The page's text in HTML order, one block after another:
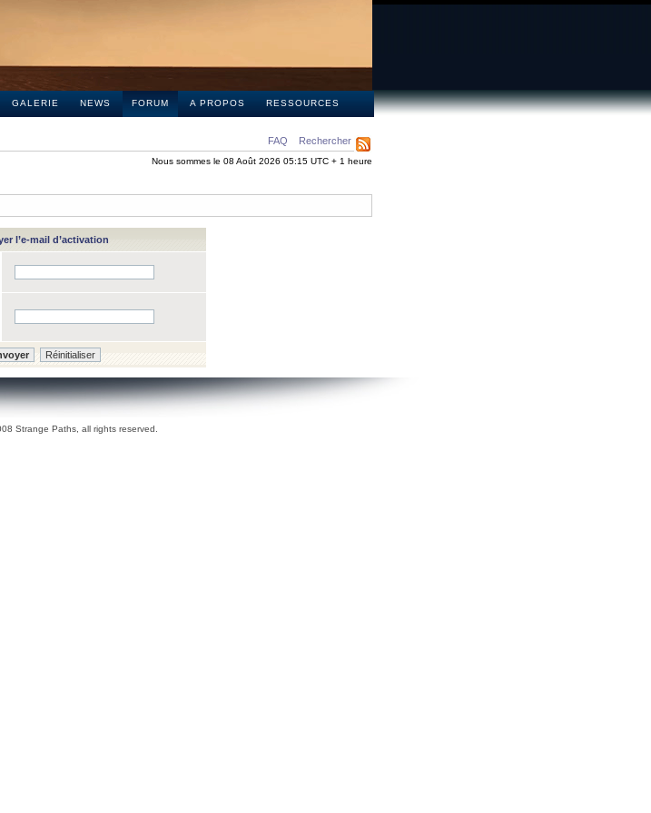
GALERIE NEWS FORUM A PROPOS RESSOURCES
FAQ Rechercher
Nous sommes le 08 Août 2026 05:15 UTC + 1 heure
l’e-mail d’activation
Strange Paths, all rights reserved.